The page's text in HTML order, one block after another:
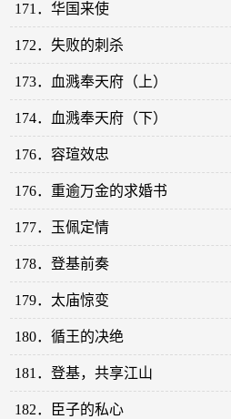
171．华国来使
172．失败的刺杀
173．血溅奉天府（上）
174．血溅奉天府（下）
176．容瑄效忠
176．重逾万金的求婚书
177．玉佩定情
178．登基前奏
179．太庙惊变
180．循王的决绝
181．登基，共享江山
182．臣子的私心